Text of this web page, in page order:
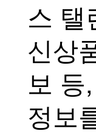
스 탤
신상
보 등
정보